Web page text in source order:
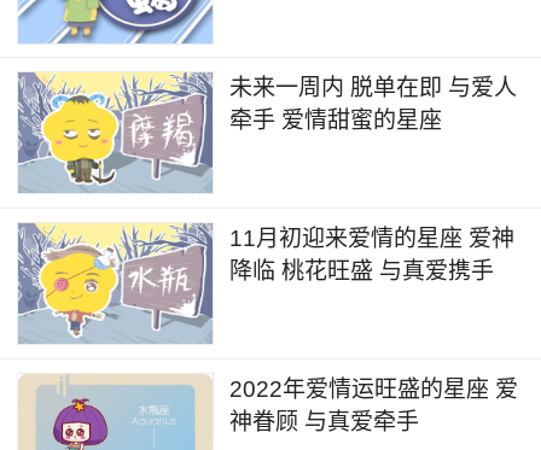
未来一周内 脱单在即 与爱人
牵手 爱情甜蜜的星座
11月初迎来爱情的星座 爱神
降临 桃花旺盛 与真爱携手
2022年爱情运旺盛的星座 爱
神眷顾 与真爱牵手